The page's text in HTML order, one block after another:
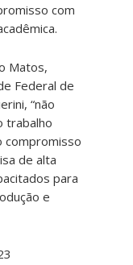
com
Matos,
Federal de
“não
trabalho
compromisso
de alta
para
e